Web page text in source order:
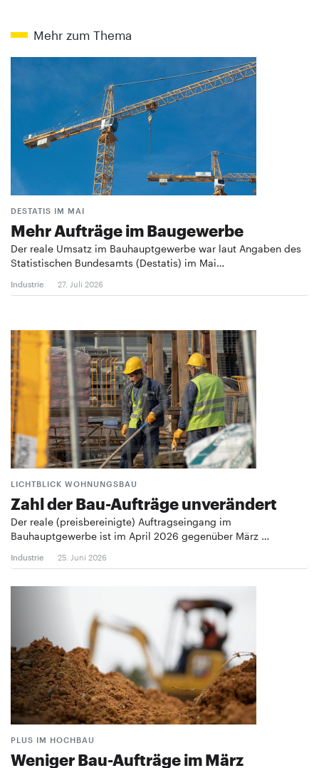
Mehr zum Thema
DESTATIS IM MAI
Mehr Aufträge im Baugewerbe
Der reale Umsatz im Bauhauptgewerbe war laut Angaben des
Statistischen Bundesamts (Destatis) im Mai…
Industrie 27. Juli 2026
LICHTBLICK WOHNUNGSBAU
Zahl der Bau-Aufträge unverändert
Der reale (preisbereinigte) Auftragseingang im
Bauhauptgewerbe ist im April 2026 gegenüber März …
Industrie 25. Juni 2026
PLUS IM HOCHBAU
Weniger Bau-Aufträge im März